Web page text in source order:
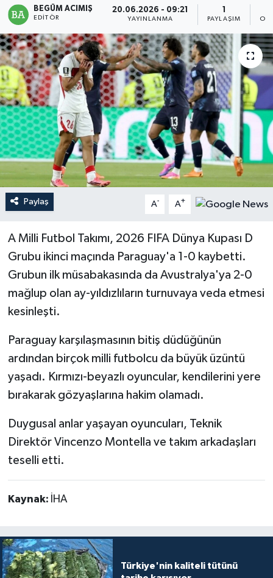
BEGÜM ACIMIŞ
EDITÖR
20.06.2026 - 09:21
YAYINLANMA PAYLAŞIM
Paylaş A- A+
A Milli Futbol Takımı, 2026 FIFA Dünya Kupası D
Grubu ikinci maçında Paraguay'a 1-0 kaybetti.
Grubun ilk müsabakasında da Avustralya'ya 2-0
mağlup olan ay-yıldızlıların turnuvaya veda etmesi
kesinleşti.
Paraguay karşılaşmasının bitiş düdüğünün
ardından birçok milli futbolcu da büyük üzüntü
yaşadı. Kırmızı-beyazlı oyuncular, kendilerini yere
bırakarak gözyaşlarına hakim olamadı.
Duygusal anlar yaşayan oyuncuları, Teknik
Direktör Vincenzo Montella ve takım arkadaşları
teselli etti.
Kaynak: İHA
Türkiye'nin kaliteli tütünü
Mersin Tarihi
Özel Haber
Politika
Resmi İlan
Sağlık
Spor
Teknoloji
Yaşam